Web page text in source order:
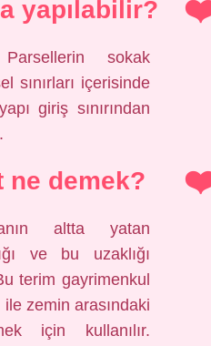
yapılabilir?
Parsellerin sokak
sınırları içerisinde
giriş sınırından
ne demek?
altta yatan
ve bu uzaklığı
terim gayrimenkul
zemin arasındaki
için kullanılır.